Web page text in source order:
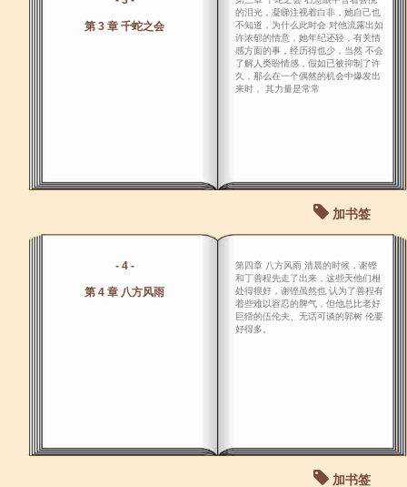
第 3 章 千蛇之会
的泪光，凝睇注视着白非，她自己也
不知道，为什么此时会 对他流露出如
许浓郁的情意，她年纪还轻，有关情
感方面的事，经历得也少，当然 不会
了解人类盼情感，假如已被抑制了许
久，那么在一个偶然的机会中爆发出
来时， 其力量是常常
加书签
- 4 -
第 4 章 八方风雨
第四章 八方风雨 清晨的时候，谢铿
和丁善程先走了出来，这些天他们相
处得很好，谢铿虽然也 认为了善程有
着些难以容忍的脾气，但他总比老好
巨猾的伍伦夫、无话可谈的郭树 伦要
好得多。
加书签